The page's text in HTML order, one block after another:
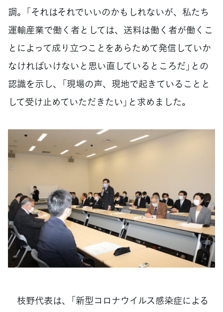
調。「それはそれでいいのかもしれないが、私たち
運輸産業で働く者としては、送料は働く者が働くこ
とによって成り立つことをあらためて発信していか
なければいけないと思い直しているところだ」との
認識を示し、「現場の声、現地で起きていることと
して受け止めていただきたい」と求めました。
枝野代表は、「新型コロナウイルス感染症による